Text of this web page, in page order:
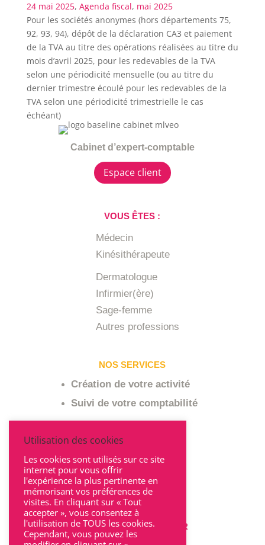
24 mai 2025, Agenda fiscal, mai 2025
Pour les sociétés anonymes (hors départements 75,
92, 93, 94), dépôt de la déclaration CA3 et paiement
de la TVA au titre des opérations réalisées au titre du
mois d’avril 2025, pour les redevables de la TVA
selon une périodicité mensuelle (ou au titre du
dernier trimestre écoulé pour les redevables de la
TVA selon une périodicité trimestrielle le cas
échéant)
Cabinet d’expert-comptable
Espace client
VOUS ÊTES :
Médecin
Kinésithérapeute
Dermatologue
Infirmier(ère)
Sage-femme
Autres professions
NOS SERVICES
Création de votre activité
Suivi de votre comptabilité
A PROPOS
Pourquoi nous choisir
Qui sommes-nous ?
POUR NOUS CONTACTER
Utilisation des cookies
Les cookies sont utilisés sur ce site
internet pour vous offrir
l'expérience la plus pertinente en
mémorisant vos préférences de
visites. En cliquant sur « Tout
accepter », vous consentez à
l'utilisation de TOUS les cookies.
Cependant, vous pouvez les